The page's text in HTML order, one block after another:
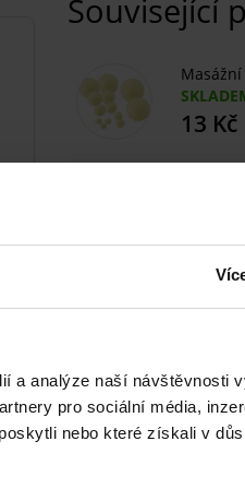
a analýze naší návštěvnosti
pro sociální média,
nebo které získali v
Související
13 Kč
19 Kč